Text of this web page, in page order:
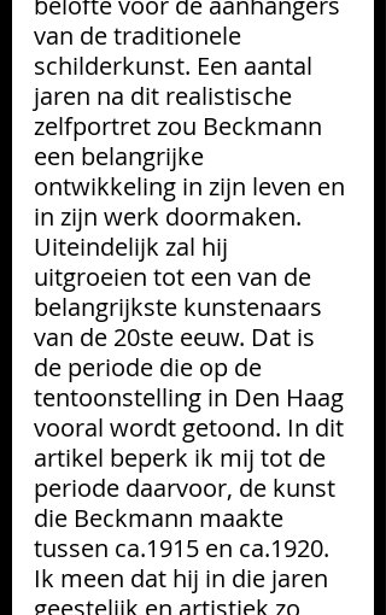
van de traditionele
schilderkunst. Een aantal
jaren na dit realistische
zelfportret zou Beckmann
een belangrijke
ontwikkeling in zijn leven en
in zijn werk doormaken.
Uiteindelijk zal hij
uitgroeien tot een van de
belangrijkste kunstenaars
van de 20ste eeuw. Dat is
de periode die op de
tentoonstelling in Den Haag
vooral wordt getoond. In dit
artikel beperk ik mij tot de
periode daarvoor, de kunst
die Beckmann maakte
tussen ca.1915 en ca.1920.
Ik meen dat hij in die jaren